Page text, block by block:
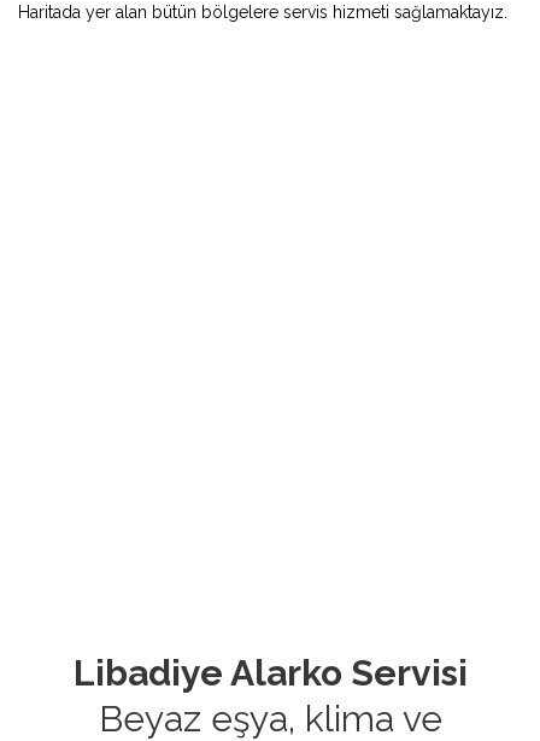
Haritada yer alan bütün bölgelere servis hizmeti sağlamaktayız.
Libadiye Alarko Servisi
Beyaz eşya, klima ve